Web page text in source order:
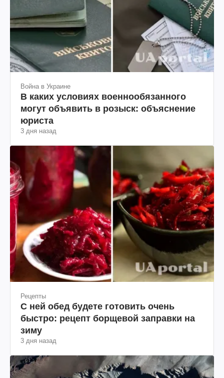
Война в Украине
В каких условиях военнообязанного
могут объявить в розыск: объяснение
юриста
3 дня назад
Рецепты
С ней обед будете готовить очень
быстро: рецепт борщевой заправки на
зиму
3 дня назад